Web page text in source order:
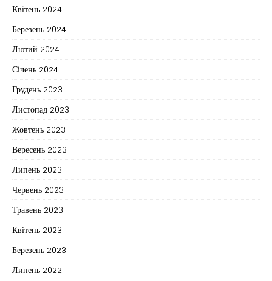
Квітень 2024
Березень 2024
Лютий 2024
Січень 2024
Грудень 2023
Листопад 2023
Жовтень 2023
Вересень 2023
Липень 2023
Червень 2023
Травень 2023
Квітень 2023
Березень 2023
Липень 2022